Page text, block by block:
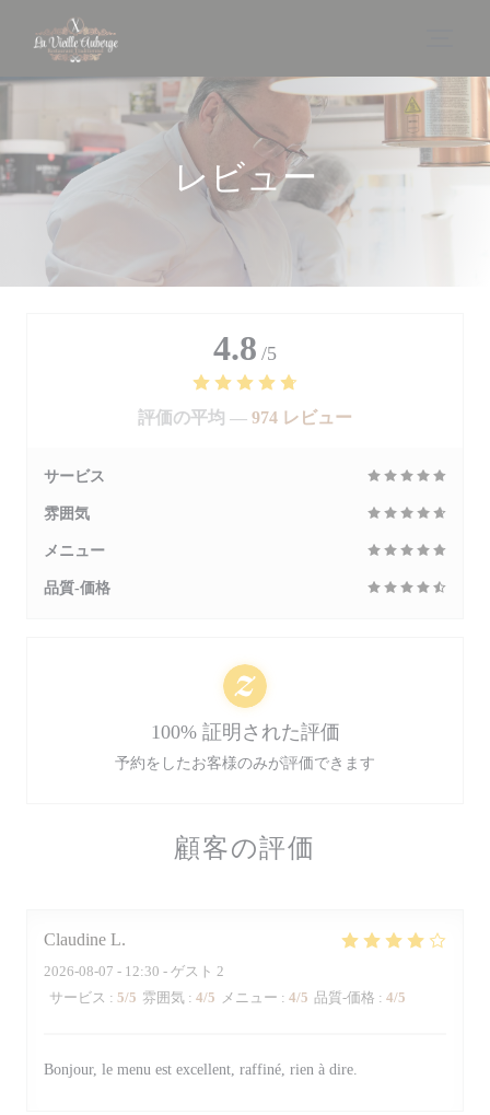
レビュー
顧客の評価
Claudine L
2026-08-07 - 12:30 - ゲスト 2
サービス : 5/5 雰囲気 : 4/5 メニュー : 4/5 品質-価格 : 4/5
Bonjour, le menu est excellent, raffiné, rien à dire.
4.8 /5
評価の平均 — 974 レビュー
サービス
雰囲気
メニュー
品質-価格
100% 証明された評価
予約をしたお客様のみが評価できます